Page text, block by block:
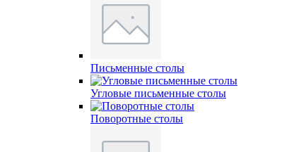
Письменные столы
Угловые письменные столы
Поворотные столы